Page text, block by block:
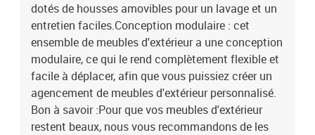
dotés de housses amovibles pour un lavage et un
entretien faciles.Conception modulaire : cet
ensemble de meubles d'extérieur a une conception
modulaire, ce qui le rend complètement flexible et
facile à déplacer, afin que vous puissiez créer un
agencement de meubles d'extérieur personnalisé.
Bon à savoir :Pour que vos meubles d'extérieur
restent beaux, nous vous recommandons de les